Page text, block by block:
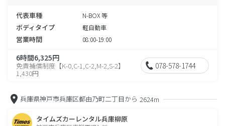
代表車種 N-BOX 等
ボディタイプ 軽自動車
営業時間 08:00-19:00
6時間6,325円
免責補償制度【K-0,C-1,C-2,M-2,S-2】
1,430円
078-578-1744
兵庫県神戸市兵庫区都由乃町二丁目から 2624m
タイムズカーレンタル兵庫柳原